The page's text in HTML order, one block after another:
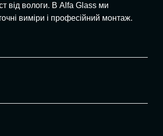
від вологи. В Alfa Glass ми
виміри і професійний монтаж.